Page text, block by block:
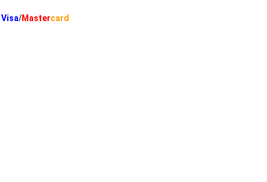
Visa/Mastercard